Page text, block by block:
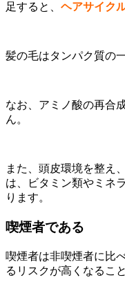
足すると、 ヘアサイク
髪の毛はタンパク質の
なお、アミノ酸の再合
ん。
また、頭皮環境を整え
は、ビタミン類やミネ
ります。
喫煙者である
喫煙者は非喫煙者に比
るリスクが高くなるこ